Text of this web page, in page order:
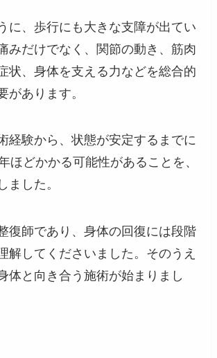
に、歩行にも大きな支障が出てい
みだけでなく、関節の動き、筋肉
状、身体を支える力などを総合的
があります。
経験から、状態が安定するまでに
ほどかかる可能性があることを、
ました。
復師であり、身体の回復には段階
解してくださいました。そのうえ
体と向き合う施術が始まりまし